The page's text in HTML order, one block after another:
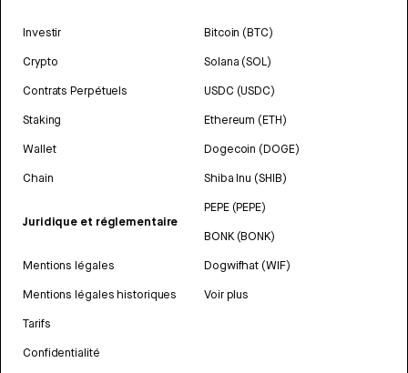
Investir
Crypto
Contrats Perpétuels
Staking
Wallet
Chain
Juridique et réglementaire
Mentions légales
Mentions légales historiques
Tarifs
Confidentialité
Bitcoin (BTC)
Solana (SOL)
USDC (USDC)
Ethereum (ETH)
Dogecoin (DOGE)
Shiba Inu (SHIB)
PEPE (PEPE)
BONK (BONK)
Dogwifhat (WIF)
Voir plus